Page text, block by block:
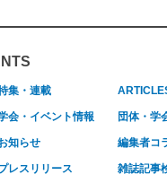
集・連載
会・イベント情報 団体・学
知らせ 編集者コ
レスリリース 雑誌記事